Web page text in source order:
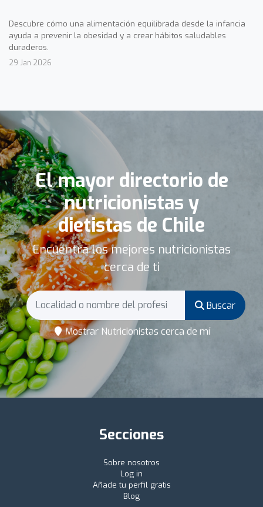
Descubre cómo una alimentación equilibrada desde la infancia
ayuda a prevenir la obesidad y a crear hábitos saludables
duraderos.
29 Jan 2026
El mayor directorio de
nutricionistas y
dietistas de Chile
Encuentra los mejores nutricionistas
cerca de ti
Buscar
Mostrar Nutricionistas cerca de mí
Secciones
Sobre nosotros
Log in
Añade tu perfil gratis
Blog